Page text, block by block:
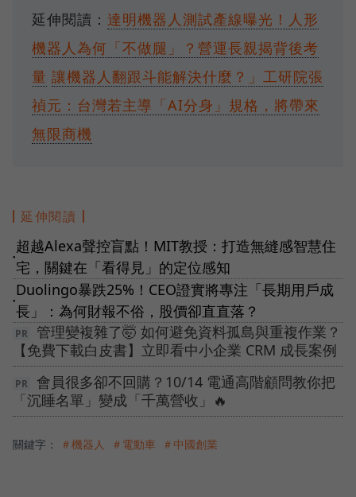
延伸閱讀： 達明機器人測試產線曝光！人形
機器人為何「不做腿」？營運長親揭背後考
量 讓機器人翻跟斗能解決什麼？」工研院張
禎元：台灣若主導「AI分身」規格，將帶來
無限商機
延伸閱讀
●
超越Alexa聲控盲點！MIT教授：打造無縫感智慧住
宅，關鍵在「看得見」的定位感知
●
Duolingo暴跌25%！CEO證實將專注「長期用戶成
長」：為何財報不俗，股價卻直直落？
管理變複雜了🤯 如何避免資料孤島與重複作業？
【免費下載白皮書】立即看中小企業 CRM 成長案例
會員很多卻不回購？10/14 電通高階顧問教你把
「沉睡名單」變成「千萬營收」🔥
關鍵字： ＃機器人 ＃電動車 ＃中國創業